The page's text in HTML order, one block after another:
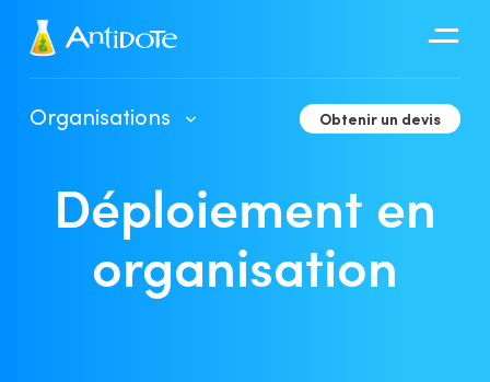
Antidote
Découvrir
Organisations Obtenir un devis
Déploiement en
organisation